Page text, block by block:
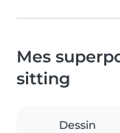
Mes
sitting
Dessin